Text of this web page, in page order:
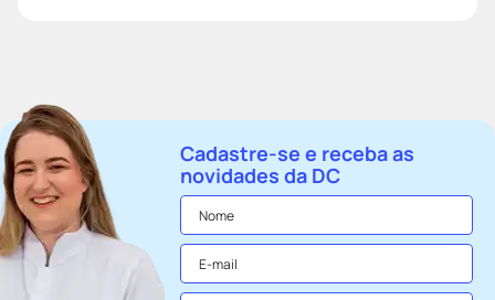
Cadastre-se e receba as
novidades da DC